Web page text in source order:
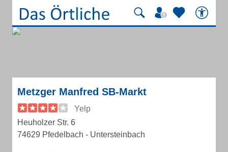
Metzger Manfred SB-Markt
Yelp
Heuholzer Str. 6
74629 Pfedelbach - Untersteinbach